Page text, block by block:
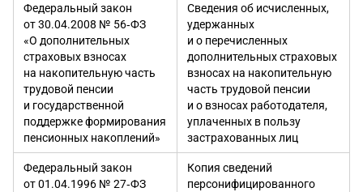
Федеральный закон
от 30.04.2008 № 56‑ФЗ
«О дополнительных
страховых взносах
на накопительную часть
трудовой пенсии
и государственной
поддержке формирования
пенсионных накоплений»
Сведения об исчисленных,
удержанных
и о перечисленных
дополнительных страховых
взносах на накопительную
часть трудовой пенсии
и о взносах работодателя,
уплаченных в пользу
застрахованных лиц
Федеральный закон
от 01.04.1996 № 27‑ФЗ
Копия сведений
персонифицированного